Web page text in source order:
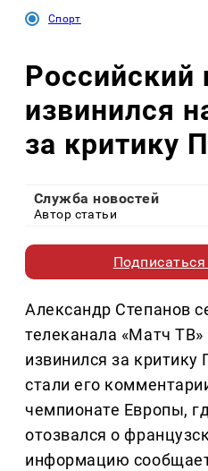
Спорт
Российский
извинился
за критику
Служба новостей
Автор статьи
Александр Степанов
телеканала «Матч ТВ»
извинился за
стали его
чемпионате Европы,
отозвался о
информацию